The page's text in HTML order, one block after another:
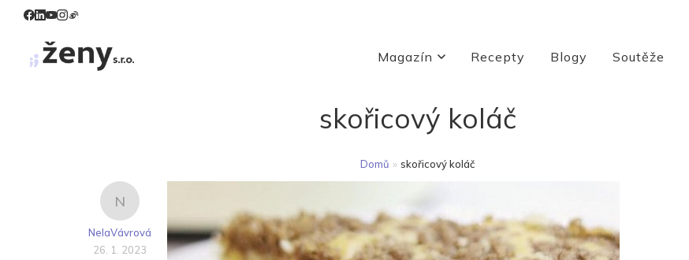
Magazín Recepty Blogy Soutěže
skořicový koláč
Domů » skořicový koláč
N
NelaVávrová
26. 1. 2023